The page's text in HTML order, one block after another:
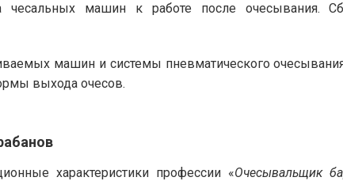
чесальных машин к работе после
машин и системы пневматического
выхода очесов.
характеристики профессии «Очесывальщик